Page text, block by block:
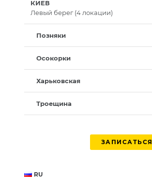
КИЕВ
Левый берег (4 локации)
Позняки
Осокорки
Харьковская
Троещина
ЗАПИСАТЬСЯ
RU